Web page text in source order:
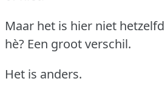
Maar het is hier niet
hè? Een groot verschil.
Het is anders.